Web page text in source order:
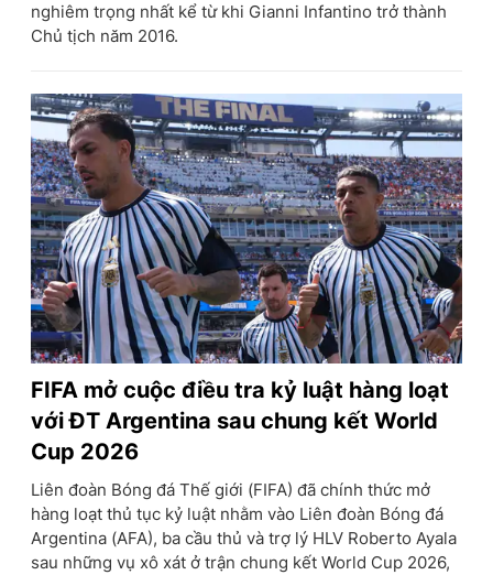
nghiêm trọng nhất kể từ khi Gianni Infantino trở thành
Chủ tịch năm 2016.
FIFA mở cuộc điều tra kỷ luật hàng loạt
với ĐT Argentina sau chung kết World
Cup 2026
Liên đoàn Bóng đá Thế giới (FIFA) đã chính thức mở
hàng loạt thủ tục kỷ luật nhằm vào Liên đoàn Bóng đá
Argentina (AFA), ba cầu thủ và trợ lý HLV Roberto Ayala
sau những vụ xô xát ở trận chung kết World Cup 2026,